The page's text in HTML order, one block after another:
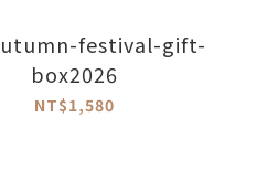
festival-gift-
box2026
NT$1,580